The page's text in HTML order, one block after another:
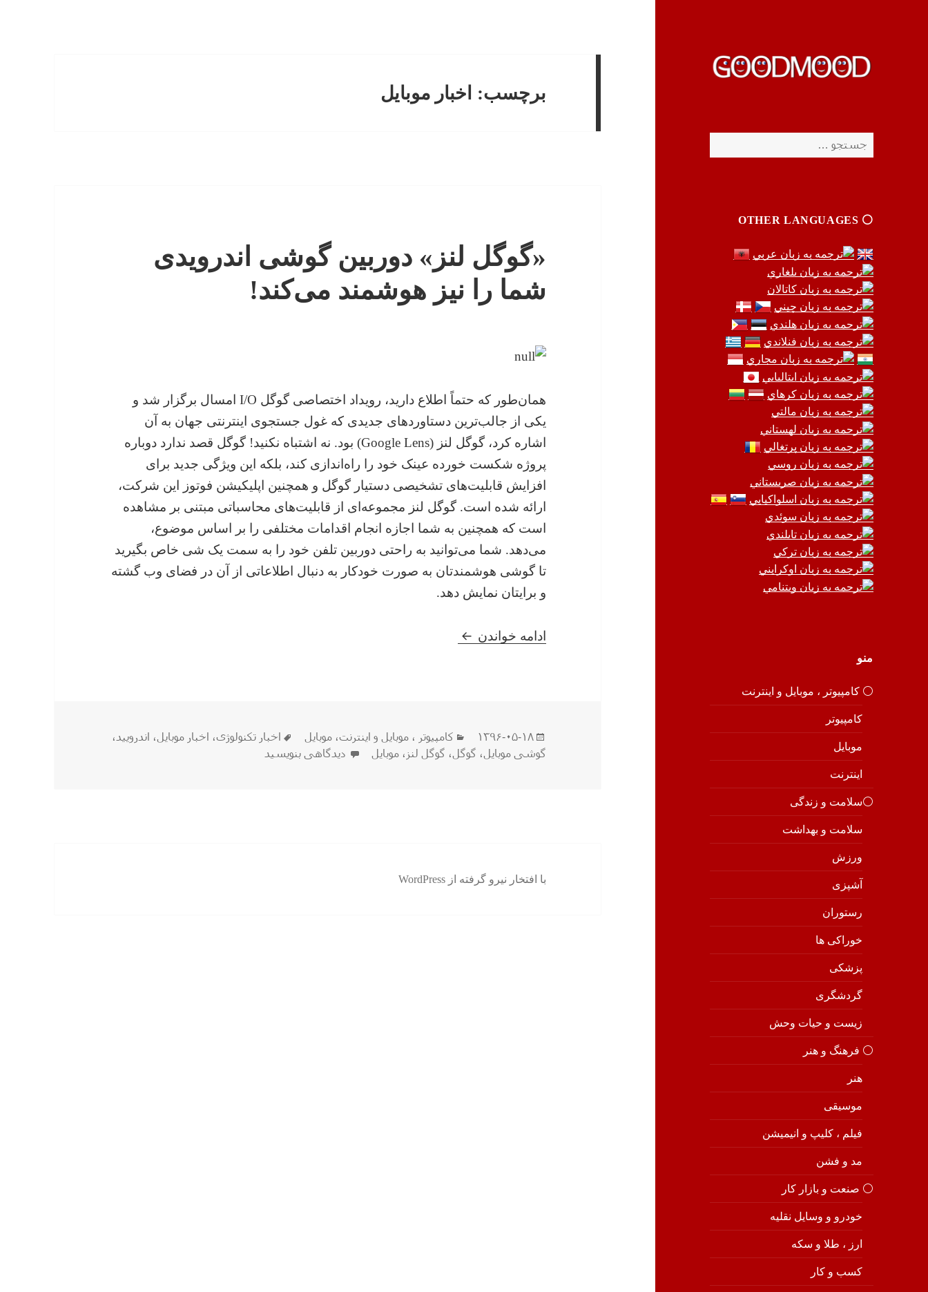
برای:
⚪️ OTHER LANGUAGES
منو
⚪️ کامپیوتر ، موبایل و اینترنت
کامپیوتر
موبایل
اینترنت
⚪️سلامت و زندگی
سلامت و بهداشت
ورزش
آشپزی
رستوران
خوراکی ها
پزشکی
گردشگری
زیست و حیات وحش
⚪️ فرهنگ و هنر
هنر
موسیقی
فیلم ، کلیپ و انیمیشن
مد و فشن
⚪️ صنعت و بازار کار
خودرو و وسایل نقلیه
ارز ، طلا و سکه
کسب و کار
برچسب: اخبار موبایل
«گوگل لنز» دوربین گوشی اندرویدی
شما را نیز هوشمند می‌کند!
همان‌طور که حتماً اطلاع دارید، رویداد اختصاصی گوگل I/O امسال برگزار شد و
یکی از جالب‌ترین دستاوردهای جدیدی که غول جستجوی اینترنتی جهان به آن
اشاره کرد، گوگل لنز (Google Lens) بود. نه اشتباه نکنید! گوگل قصد ندارد دوباره
پروژه شکست خورده عینک خود را راه‌اندازی کند، بلکه این ویژگی جدید برای
افزایش قابلیت‌های تشخیصی دستیار گوگل و همچنین اپلیکیشن فوتوز این شرکت،
ارائه شده است. گوگل لنز مجموعه‌ای از قابلیت‌های محاسباتی مبتنی بر مشاهده
است که همچنین به شما اجازه انجام اقدامات مختلفی را بر اساس موضوع،
می‌دهد. شما می‌توانید به راحتی دوربین تلفن خود را به سمت یک شی خاص بگیرید
تا گوشی هوشمندتان به صورت خودکار به دنبال اطلاعاتی از آن در فضای وب گشته
و برایتان نمایش دهد.
ادامه خواندن «گوگل لنز» دوربین گوشی اندرویدی شما را نیز هوشمند می‌کند!
ارسال
شده
۱۳۹۶-۰۵-۱۸ دسته‌ها
كامپيوتر ، موبایل و اينترنت،موبایل برچسب‌ها
اخبار تکنولوژی، اخبار موبایل، اندرویید ،
گوشی موبایل، گوگل، گوگل لنز ،موبایل برای «گوگل لنز» دوربین گوشی اندرویدی شما را نیز هوشمند می‌کند!
دیدگاهی بنویسید
با افتخار نیرو گرفته از WordPress